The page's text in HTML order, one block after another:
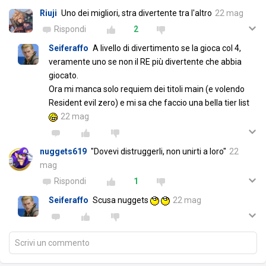
Riuji Uno dei migliori, stra divertente tra l'altro 22 mag
Rispondi
2
Seiferaffo A livello di divertimento se la gioca col 4,
veramente uno se non il RE più divertente che abbia
giocato.
Ora mi manca solo requiem dei titoli main (e volendo
Resident evil zero) e mi sa che faccio una bella tier list
22 mag
nuggets619 "Dovevi distruggerli, non unirti a loro" 22
mag
Rispondi
1
Seiferaffo Scusa nuggets 22 mag
Scrivi un commento